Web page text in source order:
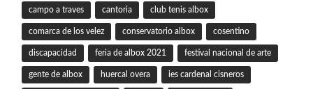
campo a traves cantoria club tenis albox
comarca de los velez conservatorio albox cosentino
discapacidad feria de albox 2021 festival nacional de arte
gente de albox huercal overa ies cardenal cisneros